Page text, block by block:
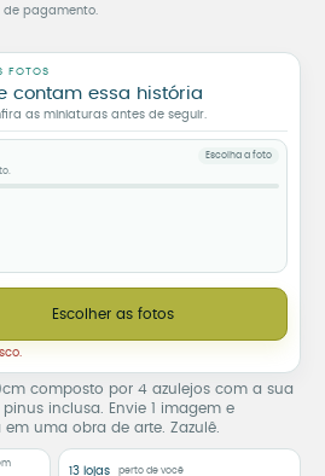
de pagamento.
composto por 4 azulejos com a sua
inclusa. Envie 1 imagem e
uma obra de arte. Zazulê.
FOTOS
contam essa história
as miniaturas antes de seguir.
Escolha a foto
Foto 30x30 – 4 Azulejos e Moldura
Escolher as fotos
13 lojas perto de você